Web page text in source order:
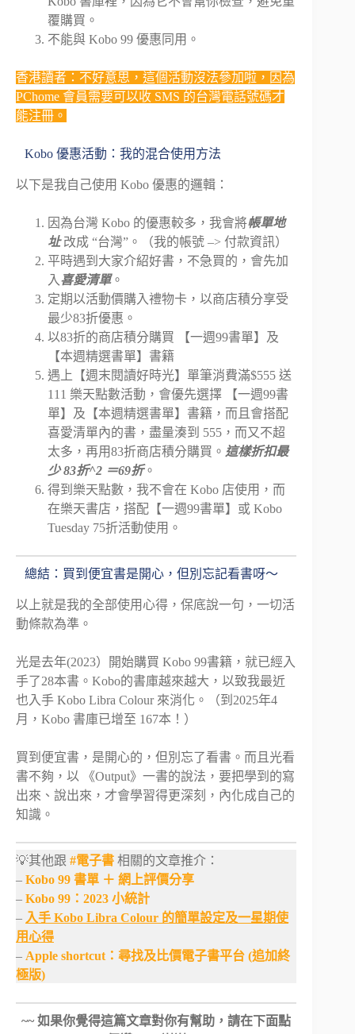
覆購買。
不能與 Kobo 99 優惠同用。
香港讀者：不好意思，這個活動沒法參加啦，因為
PChome 會員需要可以收 SMS 的台灣電話號碼才
能注冊。
Kobo 優惠活動：我的混合使用方法
以下是我自己使用 Kobo 優惠的邏輯：
因為台灣 Kobo 的優惠較多，我會將帳單地
址改成 “台灣”。（我的帳號 –> 付款資訊）
平時遇到大家介紹好書，不急買的，會先加
入 喜愛清單。
定期以活動價購入禮物卡，以商店積分享受
最少83折優惠。
以83折的商店積分購買 【一週99書單】及
【本週精選書單】書籍
遇上【週末閱讀好時光】單筆消費滿$555 送
111 樂天點數活動，會優先選擇 【一週99書
單】及【本週精選書單】書籍，而且會搭配
喜愛清單內的書，盡量湊到 555，而又不超
太多，再用83折商店積分購買。 這樣折扣最
少 83折^2 ＝69折。
得到樂天點數，我不會在 Kobo 店使用，而
在樂天書店，搭配【一週99書單】或 Kobo
Tuesday 75折活動使用。
總結：買到便宜書是開心，但別忘記看書呀～
以上就是我的全部使用心得，保底說一句，一切活
動條款為準。
光是去年(2023）開始購買 Kobo 99書籍，就已經入
手了28本書。Kobo的書庫越來越大，以致我最近
也入手 Kobo Libra Colour 來消化。（到2025年4
月，Kobo 書庫已增至 167本！）
買到便宜書，是開心的，但別忘了看書。而且光看
書不夠，以 《Output》一書的說法，要把學到的寫
出來、說出來，才會學習得更深刻，內化成自己的
知識。
💡其他跟 #電子書 相關的文章推介：
– Kobo 99 書單 ＋ 網上評價分享
– Kobo 99：2023 小統計
– 入手 Kobo Libra Colour 的簡單設定及一星期使
用心得
– Apple shortcut：尋找及比價電子書平台 (追加終
極版)
~~ 如果你覺得這篇文章對你有幫助，請在下面點